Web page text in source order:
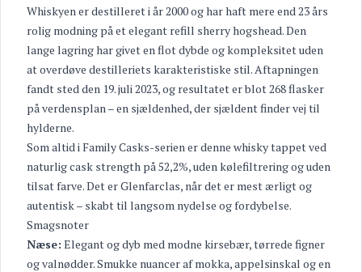
Whiskyen er destilleret i år 2000 og har haft mere end 23 års
rolig modning på et elegant refill sherry hogshead. Den
lange lagring har givet en flot dybde og kompleksitet uden
at overdøve destilleriets karakteristiske stil. Aftapningen
fandt sted den 19. juli 2023, og resultatet er blot 268 flasker
på verdensplan – en sjældenhed, der sjældent finder vej til
hylderne.
Som altid i Family Casks-serien er denne whisky tappet ved
naturlig cask strength på 52,2%, uden kølefiltrering og uden
tilsat farve. Det er Glenfarclas, når det er mest ærligt og
autentisk – skabt til langsom nydelse og fordybelse.
Smagsnoter
Næse: Elegant og dyb med modne kirsebær, tørrede figner
og valnødder. Smukke nuancer af mokka, appelsinskal og en